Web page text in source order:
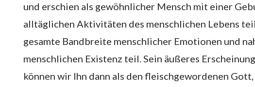
und erschien als gewöhnlicher Mensch mit einer
alltäglichen Aktivitäten des menschlichen Lebens
gesamte Bandbreite menschlicher Emotionen und
menschlichen Existenz teil. Sein äußeres
können wir Ihn dann als den fleischgewordenen